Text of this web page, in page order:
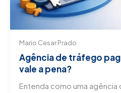
Mario Cesar Prado
Agência de tráfego
vale a pena?
Entenda como uma